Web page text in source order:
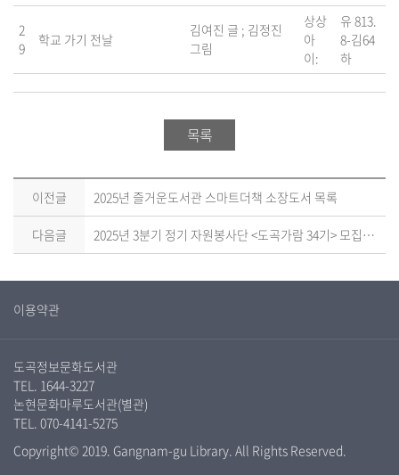
2
9
학교 가기 전날
김여진 글 ; 김정진
그림
상상
아
이:
유 813.
8-김64
하
목록
이전글 2025년 즐거운도서관 스마트더책 소장도서 목록
다음글 2025년 3분기 정기 자원봉사단 <도곡가람 34기> 모집 안내
이용약관
도곡정보문화도서관
TEL. 1644-3227
논현문화마루도서관(별관)
TEL. 070-4141-5275
Copyright© 2019. Gangnam-gu Library. All Rights Reserved.